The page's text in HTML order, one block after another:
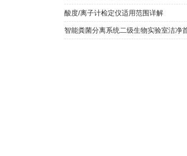
酸度/离子计检定仪适用范围详解